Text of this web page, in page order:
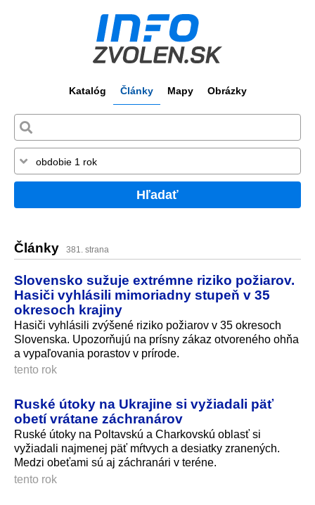
Katalóg Články Mapy Obrázky
Hľadať
Články 381. strana
Slovensko sužuje extrémne riziko požiarov.
Hasiči vyhlásili mimoriadny stupeň v 35
okresoch krajiny
Hasiči vyhlásili zvýšené riziko požiarov v 35 okresoch
Slovenska. Upozorňujú na prísny zákaz otvoreného ohňa
a vypaľovania porastov v prírode.
tento rok
Ruské útoky na Ukrajine si vyžiadali päť
obetí vrátane záchranárov
Ruské útoky na Poltavskú a Charkovskú oblasť si
vyžiadali najmenej päť mŕtvych a desiatky zranených.
Medzi obeťami sú aj záchranári v teréne.
tento rok